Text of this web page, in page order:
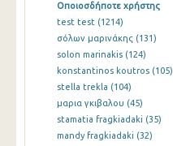
Οποιοσδήποτε χρήστης
test test (1214)
σόλων μαρινάκης (131)
solon marinakis (124)
konstantinos koutros (105)
stella trekla (104)
μαρια γκιβαλου (45)
stamatia fragkiadaki (35)
mandy fragkiadaki (32)